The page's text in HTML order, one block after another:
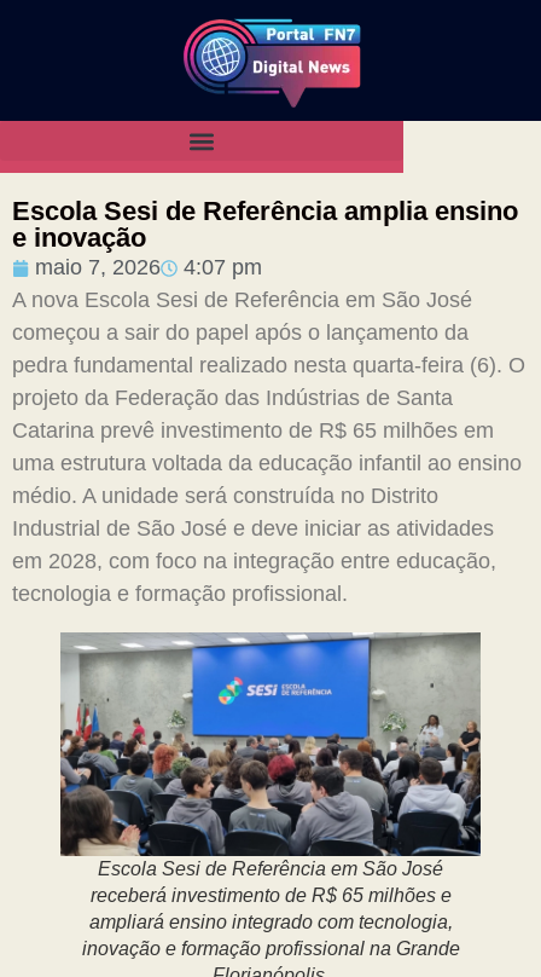
Escola Sesi de Referência amplia ensino
e inovação
maio 7, 2026
4:07 pm
A nova Escola Sesi de Referência em São José
começou a sair do papel após o lançamento da
pedra fundamental realizado nesta quarta-feira (6). O
projeto da Federação das Indústrias de Santa
Catarina prevê investimento de R$ 65 milhões em
uma estrutura voltada da educação infantil ao ensino
médio. A unidade será construída no Distrito
Industrial de São José e deve iniciar as atividades
em 2028, com foco na integração entre educação,
tecnologia e formação profissional.
Escola Sesi de Referência em São José
receberá investimento de R$ 65 milhões e
ampliará ensino integrado com tecnologia,
inovação e formação profissional na Grande